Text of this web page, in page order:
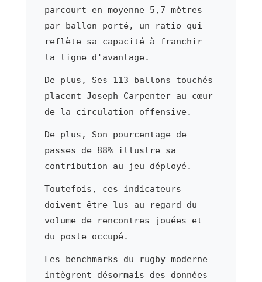
parcourt en moyenne 5,7 mètres
par ballon porté, un ratio qui
reflète sa capacité à franchir
la ligne d'avantage.
De plus, Ses 113 ballons touchés
placent Joseph Carpenter au cœur
de la circulation offensive.
De plus, Son pourcentage de
passes de 88% illustre sa
contribution au jeu déployé.
Toutefois, ces indicateurs
doivent être lus au regard du
volume de rencontres jouées et
du poste occupé.
Les benchmarks du rugby moderne
intègrent désormais des données